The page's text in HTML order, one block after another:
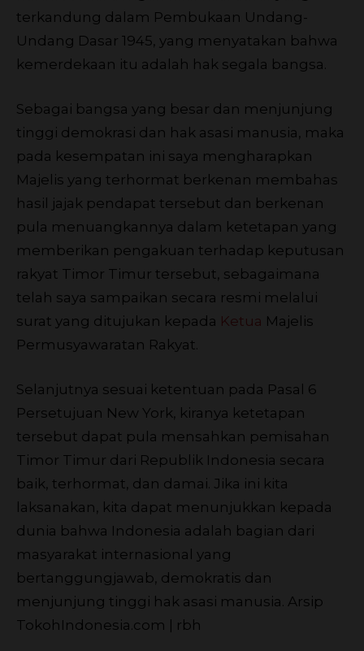
terkandung dalam Pembukaan Undang-
Undang Dasar 1945, yang menyatakan bahwa
kemerdekaan itu adalah hak segala bangsa.
Sebagai bangsa yang besar dan menjunjung
tinggi demokrasi dan hak asasi manusia, maka
pada kesempatan ini saya mengharapkan
Majelis yang terhormat berkenan membahas
hasil jajak pendapat tersebut dan berkenan
pula menuangkannya dalam ketetapan yang
memberikan pengakuan terhadap keputusan
rakyat Timor Timur tersebut, sebagaimana
telah saya sampaikan secara resmi melalui
surat yang ditujukan kepada Ketua Majelis
Permusyawaratan Rakyat.
Selanjutnya sesuai ketentuan pada Pasal 6
Persetujuan New York, kiranya ketetapan
tersebut dapat pula mensahkan pemisahan
Timor Timur dari Republik Indonesia secara
baik, terhormat, dan damai. Jika ini kita
laksanakan, kita dapat menunjukkan kepada
dunia bahwa Indonesia adalah bagian dari
masyarakat internasional yang
bertanggungjawab, demokratis dan
menjunjung tinggi hak asasi manusia. Arsip
TokohIndonesia.com | rbh